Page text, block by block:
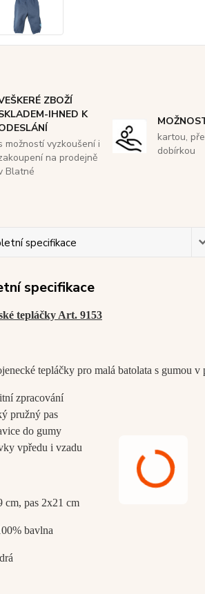
ZBOŽÍ
IHNED K
možností vyzkoušení i
na prodejně
Blatné
kartou,
dobírkou
specifikace
specifikace
tepláčky Art. 9153
tepláčky pro malá batolata s gumou v
zpracování
pružný pas
do gumy
vpředu i vzadu
cm, pas 2x21 cm
bavlna